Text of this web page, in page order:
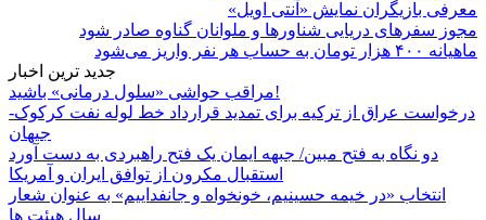
معرفی بازیگران نمایش «آنتی اویل»
مجوز سفرهای دریایی شناورها و ملوانان گناوه صادر شود
ماهیانه ۴۰۰ هزار تومان به حساب هر نفر واریز می‌شود
جدید ترین اخبار
مراقب حواشی «سلول درمانی» باشید!
درخواست عراق از ترکیه برای تمدید قرارداد خط لوله نفت کرکوک-
جیهان
دو نگاه به فتح مبین/ جبهه ایمان یک فتح راهبردی به دست آورد
استقبال مکرون از توافق ایران و آمریکا
انتخاب «در خیمه حسینیم، خونخواه و جانفداییم» به عنوان شعار
سال هیئت ها